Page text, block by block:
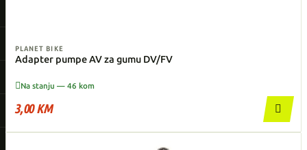
PLANET BIKE
Adapter pumpe AV za gumu DV/FV
Na stanju — 46 kom
3,00 KM 